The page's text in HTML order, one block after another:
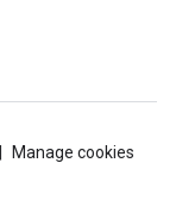
Manage cookies